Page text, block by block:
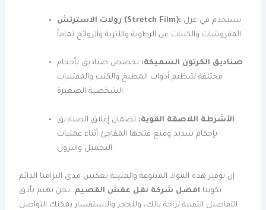
رولات الاسترتش (Stretch Film):
المفروشات والكنبات عن الرطوبة والأتربة والروائح تماماً.
صناديق الكرتون السميكة: نخصص صناديق بأحجام
مختلفة لتنظيم أدوات المطبخ والكتب والمقتنيات
الشخصية الصغيرة.
الأشرطة اللاصقة القوية: لضمان إغلاق الصناديق
بإحكام شديد ومنع فتحها المفاجئ أثناء عمليات
التحميل والنزول.
إن توفير هذه المواد المتنوعة والمتينة يعكس مدى التزامنا الدائم
بكوننا افضل شركة نقل عفش القصيم. نحن نهتم بأدق
التفاصيل التقنية لراحة بالك، وللحجز والاستفسار يمكنك التواصل